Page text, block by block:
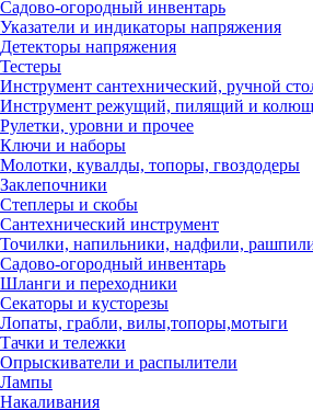
Садово-огородный инвентарь
Указатели и индикаторы напряжения
Детекторы напряжения
Тестеры
Инструмент сантехнический, ручной
Инструмент режущий, пилящий и
Рулетки, уровни и прочее
Ключи и наборы
Молотки, кувалды, топоры, гвоздодеры
Заклепочники
Степлеры и скобы
Сантехнический инструмент
Точилки, напильники, надфили,
Садово-огородный инвентарь
Шланги и переходники
Секаторы и кусторезы
Лопаты, грабли, вилы,топоры,мотыги
Тачки и тележки
Опрыскиватели и распылители
Лампы
Накаливания